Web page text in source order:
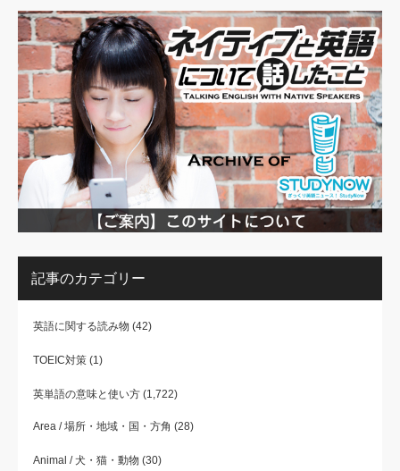
記事のカテゴリー
英語に関する読み物 (42)
TOEIC対策 (1)
英単語の意味と使い方 (1,722)
Area / 場所・地域・国・方角 (28)
Animal / 犬・猫・動物 (30)